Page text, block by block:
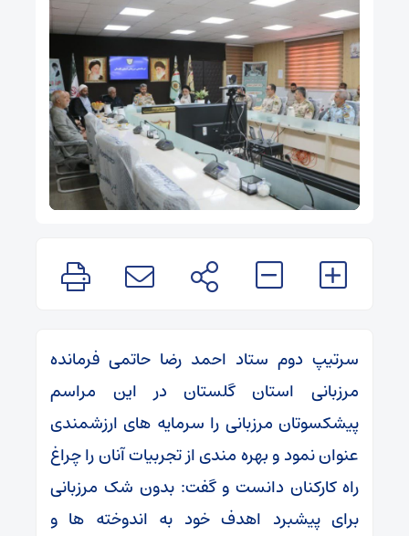
سرتیپ دوم ستاد احمد رضا حاتمی فرمانده
مرزبانی استان گلستان در این مراسم
پیشکسوتان مرزبانی را سرمایه های ارزشمندی
عنوان نمود و بهره مندی از تجربیات آنان را چراغ
راه کارکنان دانست و گفت: بدون شک مرزبانی
برای پیشبرد اهدف خود به اندوخته ها و